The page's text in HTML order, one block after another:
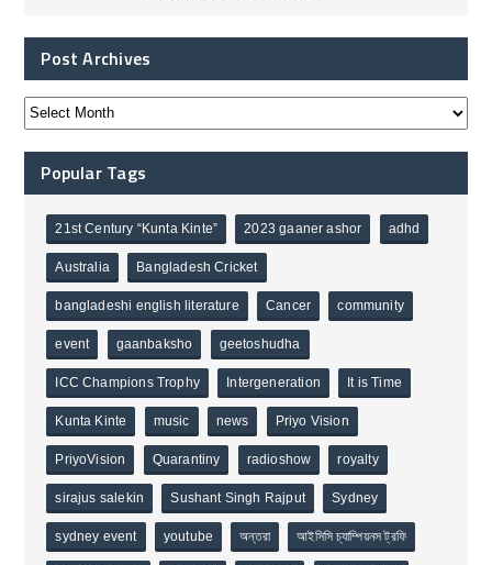
Post Archives
Popular Tags
21st Century “Kunta Kinte” 2023 gaaner ashor adhd
Australia Bangladesh Cricket
bangladeshi english literature Cancer community
event gaanbaksho geetoshudha
ICC Champions Trophy Intergeneration It is Time
Kunta Kinte music news Priyo Vision
PriyoVision Quarantiny radioshow royalty
sirajus salekin Sushant Singh Rajput Sydney
sydney event youtube অন্তরা আইসিসি চ্যাম্পিয়নস ট্রফি